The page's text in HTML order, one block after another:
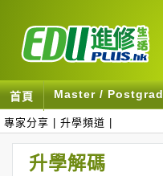
首頁 Master / Postgrad
專家分享 升學頻道
升學解碼